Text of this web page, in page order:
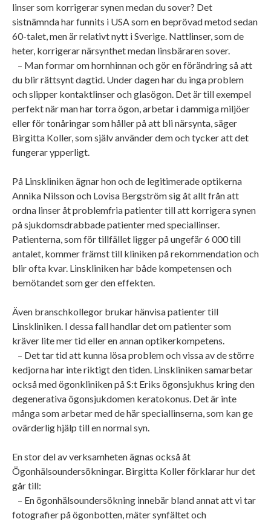
linser som korrigerar synen medan du sover? Det
sistnämnda har funnits i USA som en beprövad metod sedan
60-talet, men är relativt nytt i Sverige. Nattlinser, som de
heter, korrigerar närsynthet medan linsbäraren sover.
– Man formar om hornhinnan och gör en förändring så att
du blir rättsynt dagtid. Under dagen har du inga problem
och slipper kontaktlinser och glasögon. Det är till exempel
perfekt när man har torra ögon, arbetar i dammiga miljöer
eller för tonåringar som håller på att bli närsynta, säger
Birgitta Koller, som själv använder dem och tycker att det
fungerar ypperligt.
På Linskliniken ägnar hon och de legitimerade optikerna
Annika Nilsson och Lovisa Bergström sig åt allt från att
ordna linser åt problemfria patienter till att korrigera synen
på sjukdomsdrabbade patienter med speciallinser.
Patienterna, som för tillfället ligger på ungefär 6 000 till
antalet, kommer främst till kliniken på rekommendation och
blir ofta kvar. Linskliniken har både kompetensen och
bemötandet som ger den effekten.
Även branschkollegor brukar hänvisa patienter till
Linskliniken. I dessa fall handlar det om patienter som
kräver lite mer tid eller en annan optikerkompetens.
– Det tar tid att kunna lösa problem och vissa av de större
kedjorna har inte riktigt den tiden. Linskliniken samarbetar
också med ögonkliniken på S:t Eriks ögonsjukhus kring den
degenerativa ögonsjukdomen keratokonus. Det är inte
många som arbetar med de här speciallinserna, som kan ge
ovärderlig hjälp till en normal syn.
En stor del av verksamheten ägnas också åt
Ögonhälsoundersökningar. Birgitta Koller förklarar hur det
går till:
– En ögonhälsoundersökning innebär bland annat att vi tar
fotografier på ögonbotten, mäter synfältet och